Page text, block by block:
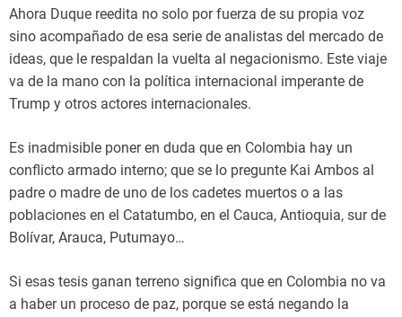
Ahora Duque reedita no solo por fuerza de su propia voz
sino acompañado de esa serie de analistas del mercado de
ideas, que le respaldan la vuelta al negacionismo. Este viaje
va de la mano con la política internacional imperante de
Trump y otros actores internacionales.
Es inadmisible poner en duda que en Colombia hay un
conflicto armado interno; que se lo pregunte Kai Ambos al
padre o madre de uno de los cadetes muertos o a las
poblaciones en el Catatumbo, en el Cauca, Antioquia, sur de
Bolívar, Arauca, Putumayo…
Si esas tesis ganan terreno significa que en Colombia no va
a haber un proceso de paz, porque se está negando la